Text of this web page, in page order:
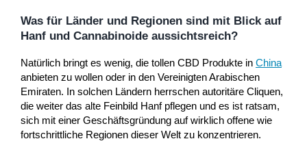
Was für Länder und Regionen sind mit Blick auf
Hanf und Cannabinoide aussichtsreich?
Natürlich bringt es wenig, die tollen CBD Produkte in China
anbieten zu wollen oder in den Vereinigten Arabischen
Emiraten. In solchen Ländern herrschen autoritäre Cliquen,
die weiter das alte Feinbild Hanf pflegen und es ist ratsam,
sich mit einer Geschäftsgründung auf wirklich offene wie
fortschrittliche Regionen dieser Welt zu konzentrieren.